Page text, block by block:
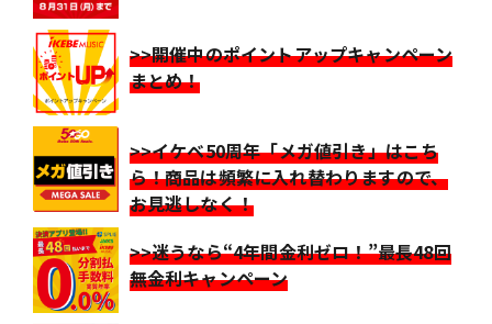
>>開催中のポイントアップキャンペーン
まとめ！
>>イケベ50周年「メガ値引き」はこち
ら！商品は頻繁に入れ替わりますので、
お見逃しなく！
>>迷うなら“4年間金利ゼロ！”最長48回
無金利キャンペーン